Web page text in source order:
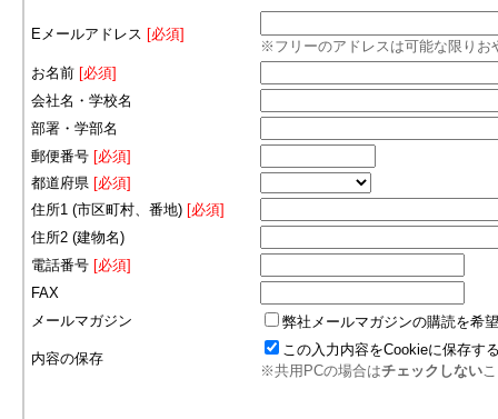
Eメールアドレス [必須]
※フリーのアドレスは可能な限りお
お名前 [必須]
会社名・学校名
部署・学部名
郵便番号 [必須]
都道府県 [必須]
住所1 (市区町村、番地) [必須]
住所2 (建物名)
電話番号 [必須]
FAX
メールマガジン
弊社メールマガジンの購読を希
内容の保存
この入力内容をCookieに保存す
※共用PCの場合はチェックしない